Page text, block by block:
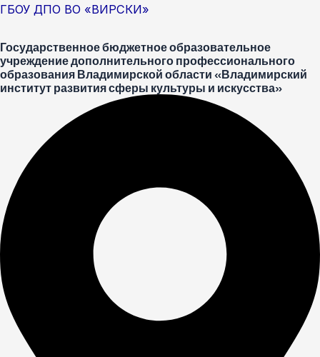
Перейти
содержимому
ГБОУ ДПО ВО «ВИРСКИ»
Государственное бюджетное образовательное
учреждение дополнительного профессионального
образования Владимирской области «Владимирский
институт развития сферы культуры и искусства»
Меню
Post